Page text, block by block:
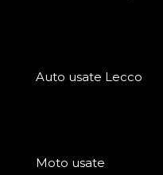
Auto usate Lecco
Moto usate